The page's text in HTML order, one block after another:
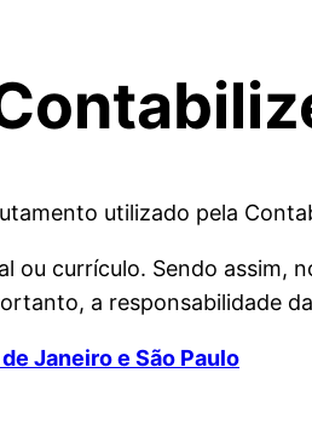
utilizado pela
ou currículo. Sendo assim,
a responsabilidade
Janeiro e São Paulo